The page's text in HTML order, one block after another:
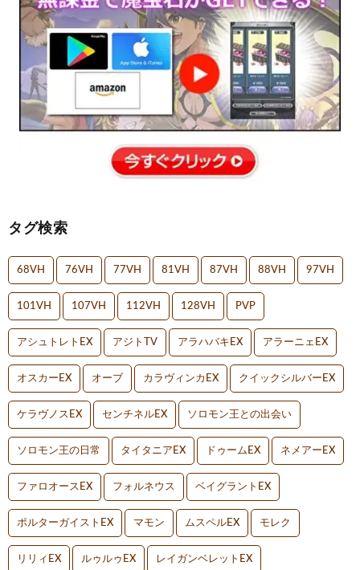
タグ検索
68VH 76VH 77VH 81VH 87VH 88VH 97VH
101VH 107VH 112VH 128VH PVP
アシュトレトEX アジトTV アラハバキEX アラーニェEX
オスカーEX オーブ カラヴィンカEX クイックシルバーEX
ケラヴノスEX センチネルEX ソロモン王との出会い
ソロモン王の日常 タイタニアEX ドゥームEX ネメアーEX
ファロオースEX フォルネウス ベイグラントEX
ポルターガイストEX マモン ムスペルEX モレク
リリィEX ルゥルゥEX レイガンベレットEX